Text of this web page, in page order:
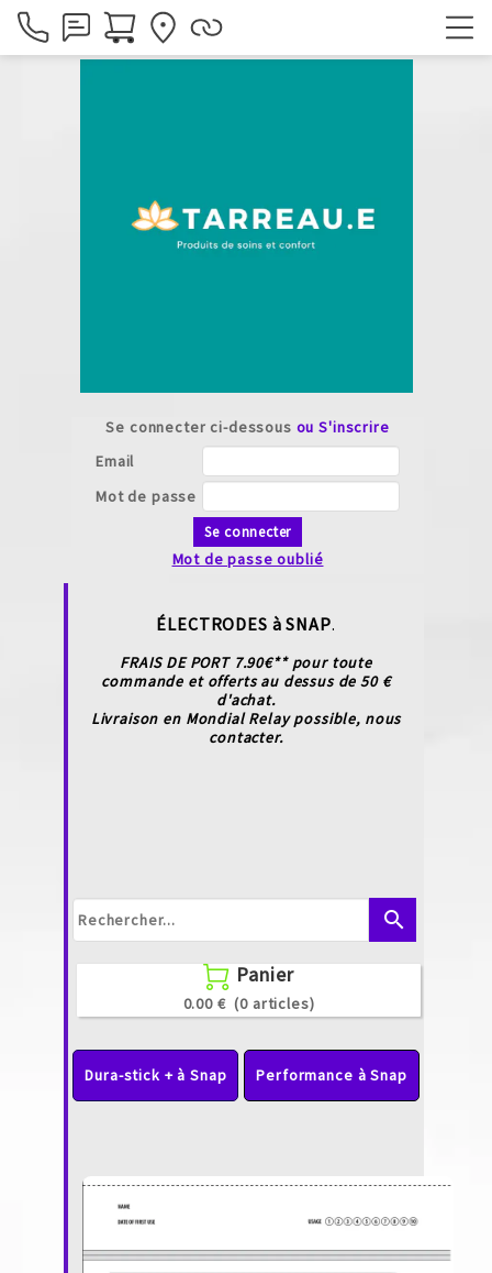
Se connecter ci-dessous ou S'inscrire
Email
Mot de passe
Se connecter
Mot de passe oublié
ÉLECTRODES à SNAP.
FRAIS DE PORT 7.90€** pour toute
commande et offerts au dessus de 50 €
d'achat.
Livraison en Mondial Relay possible, nous
contacter.
search
 Panier
0.00 € (0 articles)
Dura-stick + à Snap Performance à Snap